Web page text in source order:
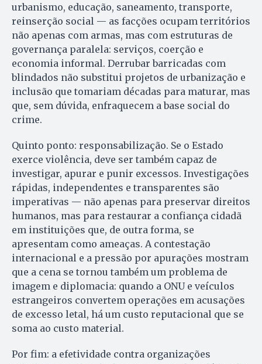
urbanismo, educação, saneamento, transporte,
reinserção social — as facções ocupam territórios
não apenas com armas, mas com estruturas de
governança paralela: serviços, coerção e
economia informal. Derrubar barricadas com
blindados não substitui projetos de urbanização e
inclusão que tomariam décadas para maturar, mas
que, sem dúvida, enfraquecem a base social do
crime.
Quinto ponto: responsabilização. Se o Estado
exerce violência, deve ser também capaz de
investigar, apurar e punir excessos. Investigações
rápidas, independentes e transparentes são
imperativas — não apenas para preservar direitos
humanos, mas para restaurar a confiança cidadã
em instituições que, de outra forma, se
apresentam como ameaças. A contestação
internacional e a pressão por apurações mostram
que a cena se tornou também um problema de
imagem e diplomacia: quando a ONU e veículos
estrangeiros convertem operações em acusações
de excesso letal, há um custo reputacional que se
soma ao custo material.
Por fim: a efetividade contra organizações